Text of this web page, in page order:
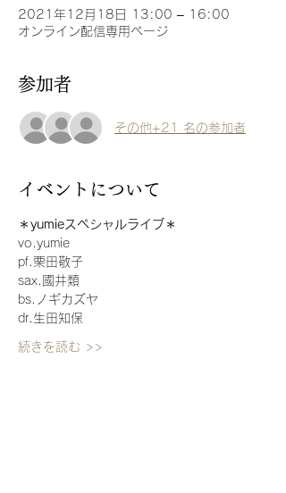
2021年12月18日 13:00 – 16:00
オンライン配信専用ページ
参加者
その他+21 名の参加者
イベントについて
＊yumieスペシャルライブ＊
vo.yumie
pf.栗田敬子
sax.國井類
bs.ノギカズヤ
dr.生田知保
続きを読む >>